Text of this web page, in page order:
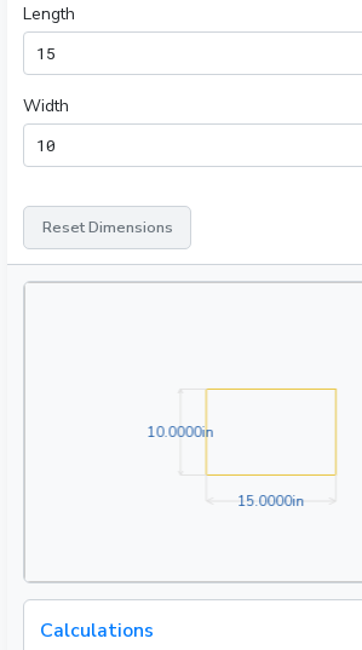
Length
Width
Reset Dimensions
15.0000in15.0000in
10.0000in10.0000in
Calculations